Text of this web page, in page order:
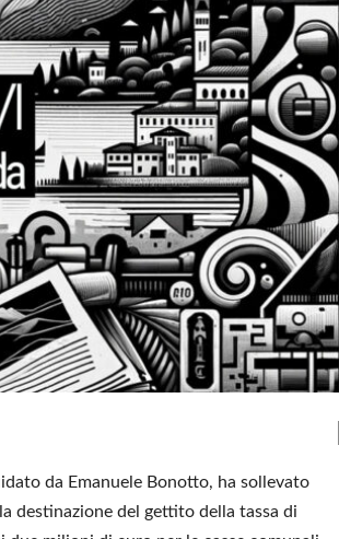
da Emanuele Bonotto, ha sollevato
destinazione del gettito della tassa di